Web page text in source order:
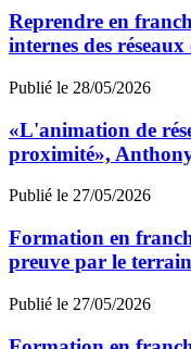
Reprendre en
internes des
Publié le 28/05/2026
«L'animation de
proximité»,
Publié le 27/05/2026
Formation en
preuve par le terrain
Publié le 27/05/2026